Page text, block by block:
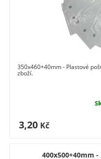
350x460+40mm - Plastové
zboží.
3,20 Kč
400x500+40mm